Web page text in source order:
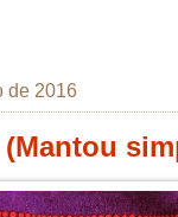
de 2016